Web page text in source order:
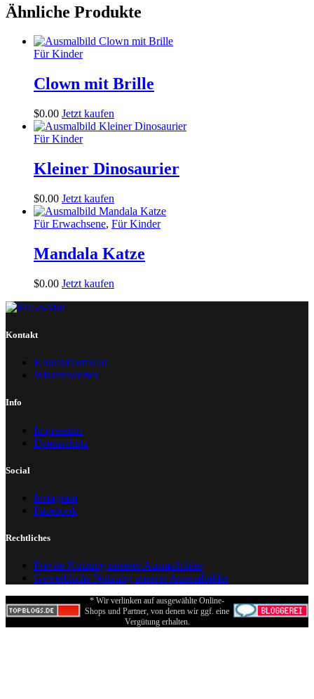
Ähnliche Produkte
Für Kinder
Clown mit Brille
$0.00 Jetzt kaufen
Für Kinder
Kleiner Dinosaurier
$0.00 Jetzt kaufen
Für Erwachsene, Für Kinder
Mandala Katze
$0.00 Jetzt kaufen
Kontakt
Kontaktformular
Wissenswertes
Info
Impressum
Datenschutz
Social
Instagram
Facebook
Rechtliches
Private Nutzung unserer Ausmalbilder
Gewerbliche Nutzung unserer Ausmalbilder
* Wir verlinken auf ausgewählte Online-
Shops und Partner, von denen wir ggf. eine
Vergütung erhalten.